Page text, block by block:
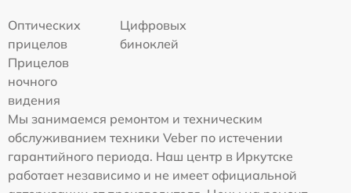
Оптических
прицелов
Цифровых
биноклей
Прицелов
ночного
видения
Мы занимаемся ремонтом и техническим
обслуживанием техники Veber по истечении
гарантийного периода. Наш центр в Иркутске
работает независимо и не имеет официальной